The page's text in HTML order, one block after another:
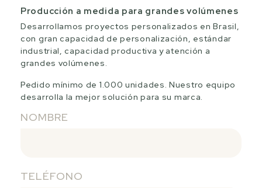
Producción a medida para grandes volúmenes
Desarrollamos proyectos personalizados en Brasil,
con gran capacidad de personalización, estándar
industrial, capacidad productiva y atención a
grandes volúmenes.
Pedido mínimo de 1.000 unidades. Nuestro equipo
desarrolla la mejor solución para su marca.
NOMBRE
TELÉFONO